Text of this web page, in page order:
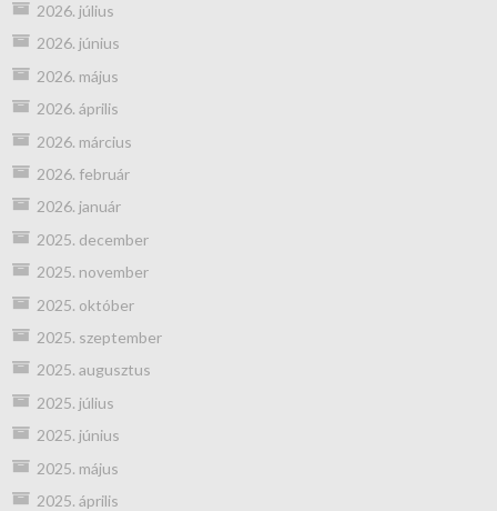
2026. július
2026. június
2026. május
2026. április
2026. március
2026. február
2026. január
2025. december
2025. november
2025. október
2025. szeptember
2025. augusztus
2025. július
2025. június
2025. május
2025. április